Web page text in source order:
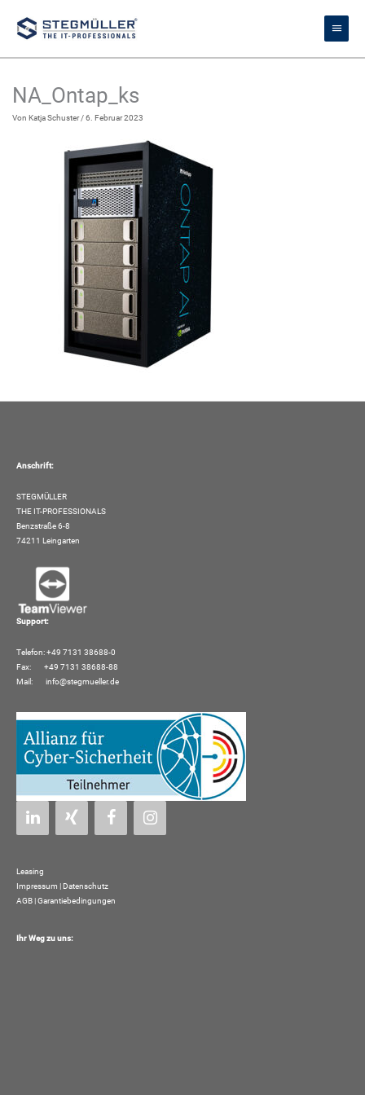
Inhalt
springen
NA_Ontap_ks
VonKatja Schuster/6. Februar 2023
Anschrift:
STEGMÜLLER
THE IT-PROFESSIONALS
Benzstraße 6-8
74211 Leingarten
Support:
Telefon: +49 7131 38688-0
Fax: +49 7131 38688-88
Mail:
info@stegmueller.de
Leasing
Impressum |Datenschutz
AGB | Garantiebedingungen
Ihr Weg zu uns: